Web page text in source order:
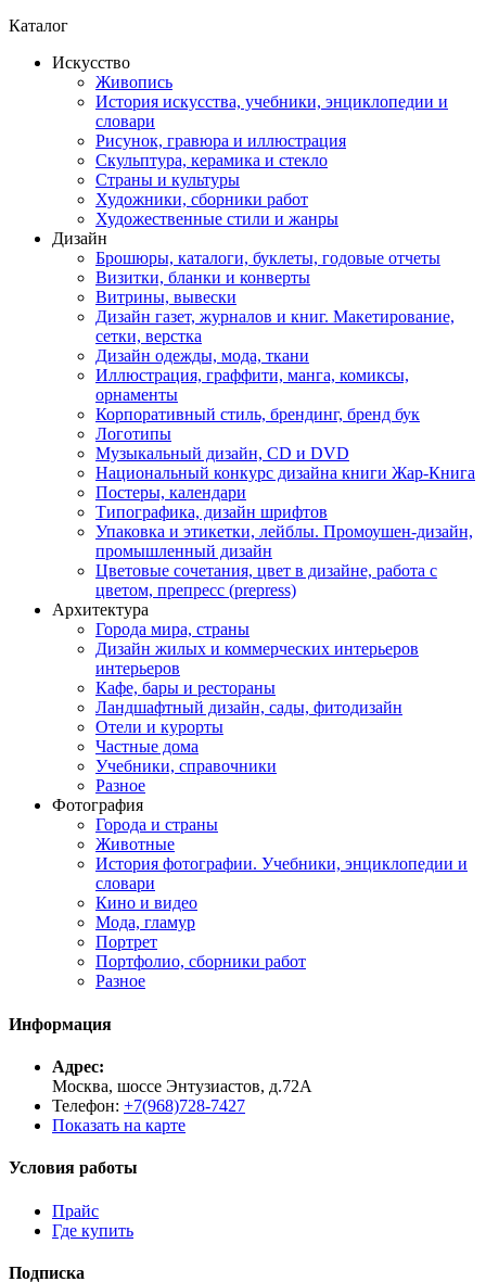
Каталог
Искусство
Живопись
История искусства, учебники, энциклопедии и
словари
Рисунок, гравюра и иллюстрация
Скульптура, керамика и стекло
Страны и культуры
Художники, сборники работ
Художественные стили и жанры
Дизайн
Брошюры, каталоги, буклеты, годовые отчеты
Визитки, бланки и конверты
Витрины, вывески
Дизайн газет, журналов и книг. Макетирование,
сетки, верстка
Дизайн одежды, мода, ткани
Иллюстрация, граффити, манга, комиксы,
орнаменты
Корпоративный стиль, брендинг, бренд бук
Логотипы
Музыкальный дизайн, СD и DVD
Национальный конкурс дизайна книги Жар-Книга
Постеры, календари
Типографика, дизайн шрифтов
Упаковка и этикетки, лейблы. Промоушен-дизайн,
промышленный дизайн
Цветовые сочетания, цвет в дизайне, работа с
цветом, препресс (prepress)
Архитектура
Города мира, страны
Дизайн жилых и коммерческих интерьеров
интерьеров
Кафе, бары и рестораны
Ландшафтный дизайн, сады, фитодизайн
Отели и курорты
Частные дома
Учебники, справочники
Разное
Фотография
Города и страны
Животные
История фотографии. Учебники, энциклопедии и
словари
Кино и видео
Мода, гламур
Портрет
Портфолио, сборники работ
Разное
Информация
Адрес:
Москва, шоссе Энтузиастов, д.72А
Телефон: +7(968)728-7427
Показать на карте
Условия работы
Прайс
Где купить
Подписка